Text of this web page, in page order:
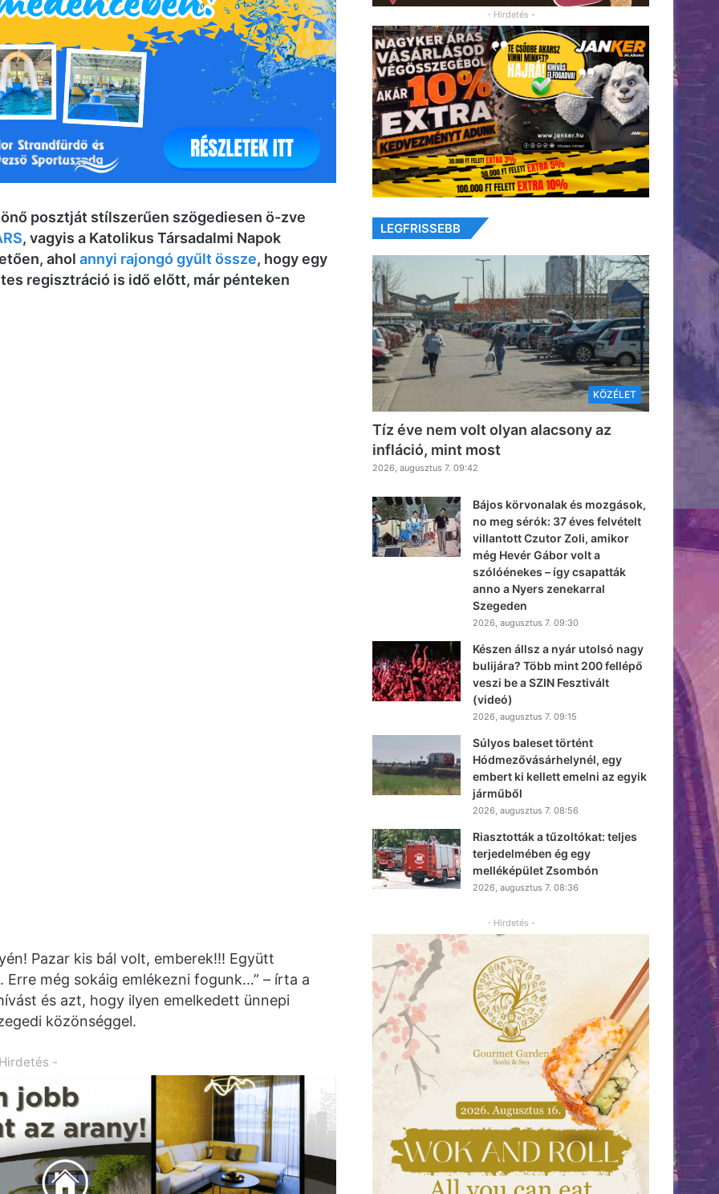
posztját stílszerűen szögediesen ö-zve
, vagyis a Katolikus Társadalmi Napok
ahol annyi rajongó gyűlt össze, hogy egy
regisztráció is idő előtt, már pénteken
Pazar kis bál volt, emberek!!! Együtt
még sokáig emlékezni fogunk…” – írta a
és azt, hogy ilyen emelkedett ünnepi
közönséggel.
-
- Hirdetés -
LEGFRISSEBB
KÖZÉLET
Tíz éve nem volt olyan alacsony az
infláció, mint most
2026, augusztus 7. 09:42
Bájos körvonalak és mozgások,
no meg sérók: 37 éves felvételt
villantott Czutor Zoli, amikor
még Hevér Gábor volt a
szólóénekes – így csapatták
anno a Nyers zenekarral
Szegeden
2026, augusztus 7. 09:30
Készen állsz a nyár utolsó nagy
bulijára? Több mint 200 fellépő
veszi be a SZIN Fesztivált
(videó)
2026, augusztus 7. 09:15
Súlyos baleset történt
Hódmezővásárhelynél, egy
embert ki kellett emelni az egyik
járműből
2026, augusztus 7. 08:56
Riasztották a tűzoltókat: teljes
terjedelmében ég egy
melléképület Zsombón
2026, augusztus 7. 08:36
- Hirdetés -